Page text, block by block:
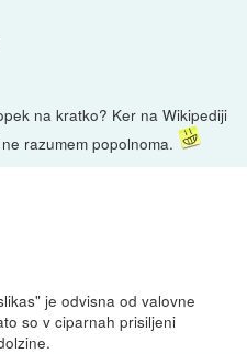
na kratko? Ker na Wikipediji
razumem popolnoma.
je odvisna od valovne
so v ciparnah prisiljeni